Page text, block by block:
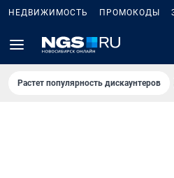
НЕДВИЖИМОСТЬ ПРОМОКОДЫ
Растет популярность дискаунтеров